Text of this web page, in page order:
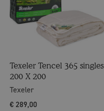
Texeler Tencel 365 singles
200 X 200
Texeler
€ 289,00